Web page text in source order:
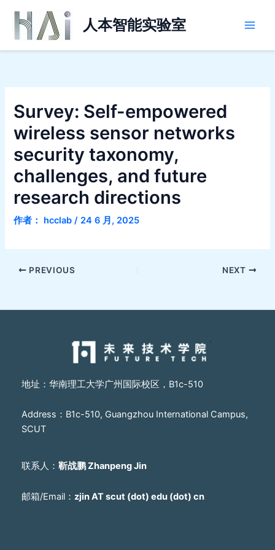
容
人本智能实验室
Survey: Self-empowered
wireless sensor networks
security taxonomy,
challenges, and future
research directions
作者： hcclab/ 24 6 月, 2025
PREVIOUS NEXT
地址：华南理工大学广州国际校区，B1c-510
Address：B1c-510, Guangzhou International Campus,
SCUT
联系人： 靳战鹏 Zhanpeng Jin
邮箱/Email： zjin AT scut (dot) edu (dot) cn